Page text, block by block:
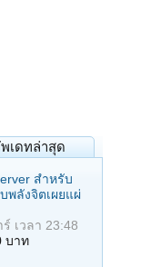
เดทล่าสุด
สำหรับ
พลังจิตเผยแผ่
ร์ เวลา 23:48
บาท